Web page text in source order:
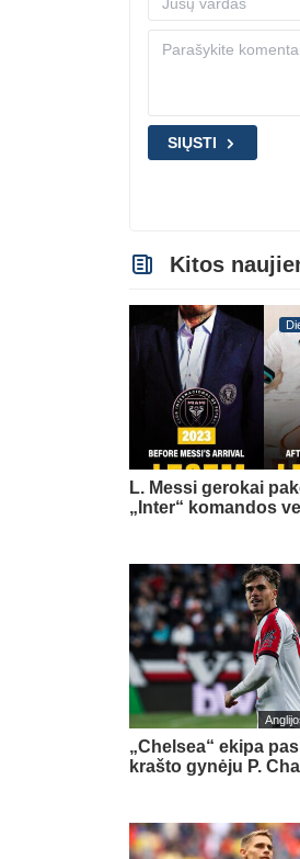
SIŲSTI
Kitos
L. Messi gerokai
„Inter“ komandos
„Chelsea“ ekipa
krašto gynėju P.